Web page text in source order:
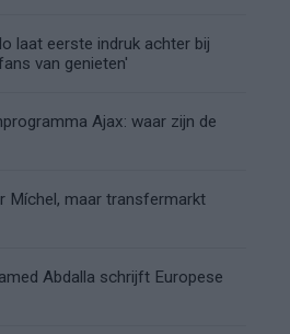
laat eerste indruk achter bij
van genieten'
Ajax: waar zijn de
Míchel, maar transfermarkt
Abdalla schrijft Europese